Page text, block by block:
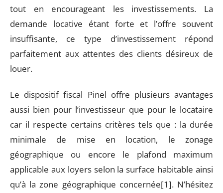
tout en encourageant les investissements. La
demande locative étant forte et l’offre souvent
insuffisante, ce type d’investissement répond
parfaitement aux attentes des clients désireux de
louer.
Le dispositif fiscal Pinel offre plusieurs avantages
aussi bien pour l’investisseur que pour le locataire
car il respecte certains critères tels que : la durée
minimale de mise en location, le zonage
géographique ou encore le plafond maximum
applicable aux loyers selon la surface habitable ainsi
qu’à la zone géographique concernée[1]. N’hésitez